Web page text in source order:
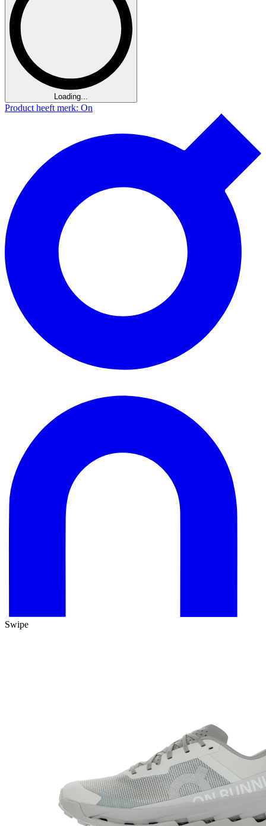
Loading...
Product heeft merk: On
Swipe